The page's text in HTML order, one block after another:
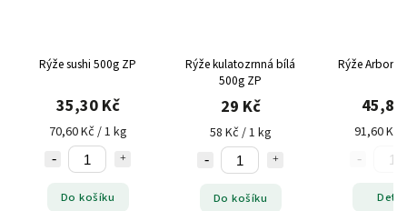
Rýže sushi 500g ZP
35,30 Kč
70,60 Kč / 1 kg
Do košíku
Rýže kulatozrnná bílá
500g ZP
29 Kč
58 Kč / 1 kg
Do košíku
Rýže Arborio
45,80
91,60 Kč